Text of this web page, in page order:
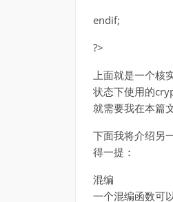
endif;
?>
上面就是一个核
状态下使用的
就需要我在本篇
下面我将介绍另
得一提：
混编
一个混编函数可